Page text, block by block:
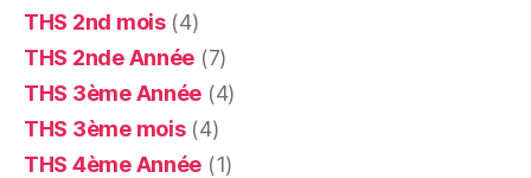
THS 2nd mois(4)
THS 2nde Année (7)
THS 3ème Année (4)
THS 3ème mois(4)
THS 4ème Année (1)